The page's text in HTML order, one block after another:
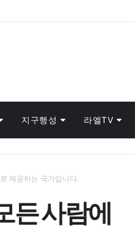
지구행성 라엘TV
제공하는 국가입니다.
든 사람에